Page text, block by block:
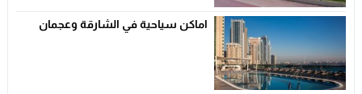
اماكن سياحية في الشارقة وعجمان